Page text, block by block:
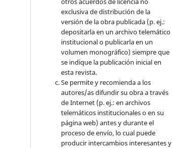
exclusiva de distribución de la
versión de la obra publicada (p. ej.:
depositarla en un archivo telemático
institucional o publicarla en un
volumen monográfico) siempre que
se indique la publicación inicial en
esta revista.
Se permite y recomienda a los
autores/as difundir su obra a través
de Internet (p. ej.: en archivos
telemáticos institucionales o en su
página web) antes y durante el
proceso de envío, lo cual puede
producir intercambios interesantes y